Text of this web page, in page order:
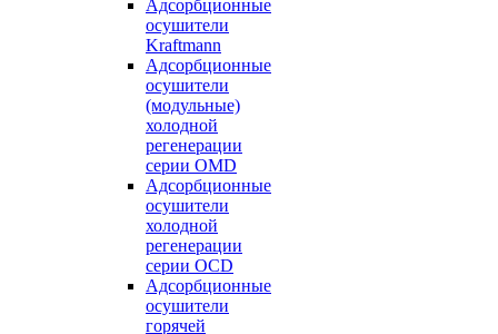
Адсорбционные
осушители
Kraftmann
Адсорбционные
осушители
(модульные)
холодной
регенерации
серии OMD
Адсорбционные
осушители
холодной
регенерации
серии OCD
Адсорбционные
осушители
горячей